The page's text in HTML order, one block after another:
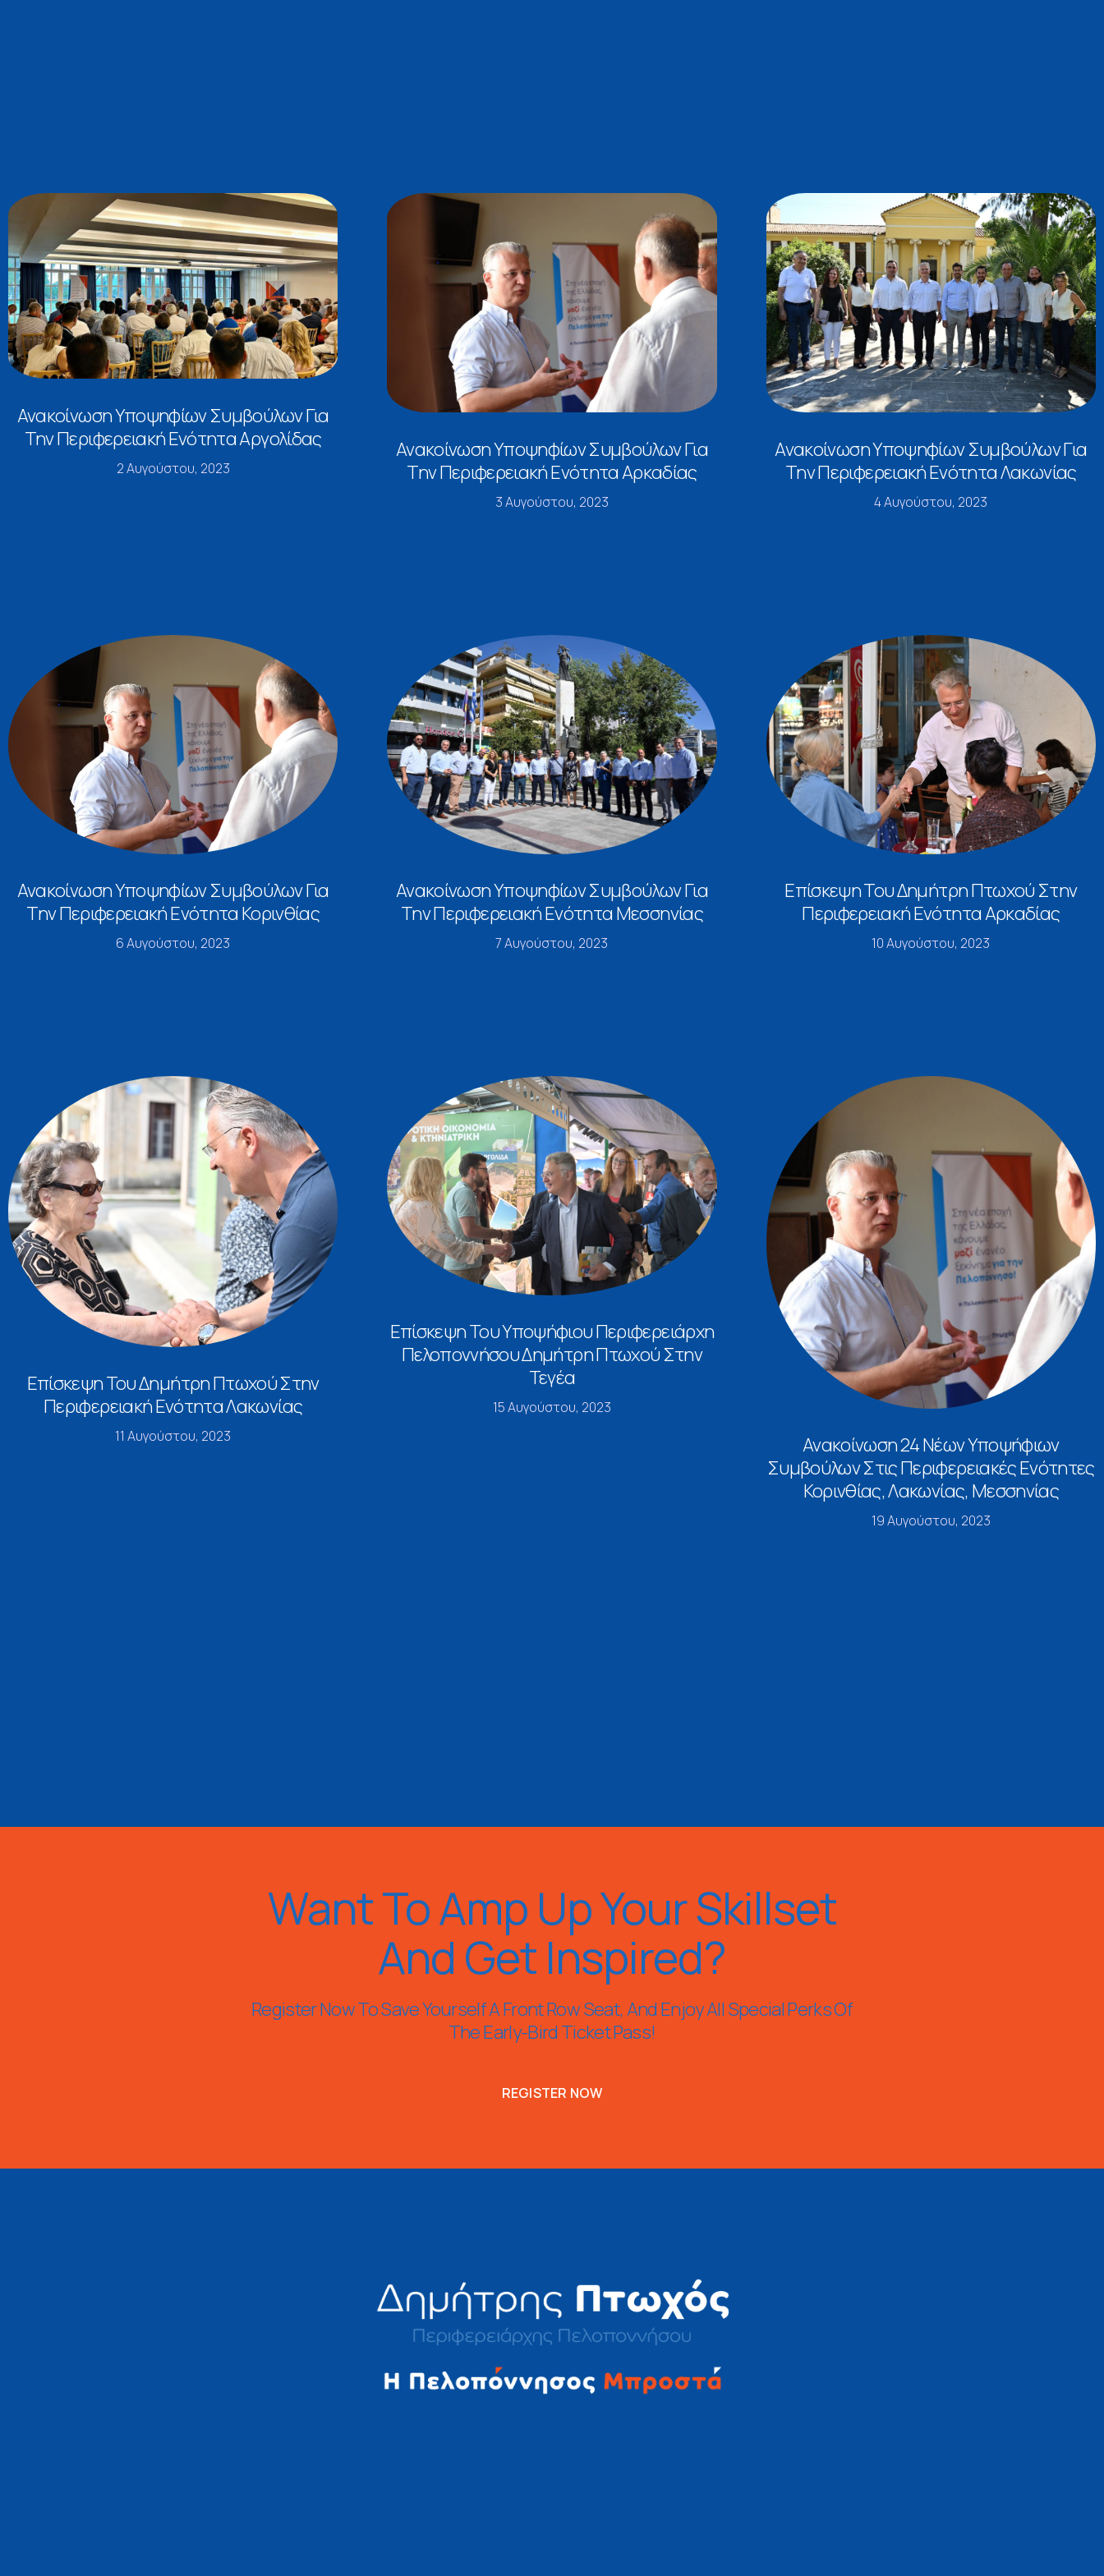
Ανακοίνωση Υποψηφίων Συμβούλων Για
Την Περιφερειακή Ενότητα Αργολίδας
2 Αυγούστου, 2023
Ανακοίνωση Υποψηφίων Συμβούλων Για
Την Περιφερειακή Ενότητα Αρκαδίας
3 Αυγούστου, 2023
Ανακοίνωση Υποψηφίων Συμβούλων Για
Την Περιφερειακή Ενότητα Λακωνίας
4 Αυγούστου, 2023
Ανακοίνωση Υποψηφίων Συμβούλων Για
Την Περιφερειακή Ενότητα Κορινθίας
6 Αυγούστου, 2023
Ανακοίνωση Υποψηφίων Συμβούλων Για
Την Περιφερειακή Ενότητα Μεσσηνίας
7 Αυγούστου, 2023
Επίσκεψη Του Δημήτρη Πτωχού Στην
Περιφερειακή Ενότητα Αρκαδίας
10 Αυγούστου, 2023
Επίσκεψη Του Δημήτρη Πτωχού Στην
Περιφερειακή Ενότητα Λακωνίας
11 Αυγούστου, 2023
Επίσκεψη Του Υποψήφιου Περιφερειάρχη
Πελοποννήσου Δημήτρη Πτωχού Στην
Τεγέα
15 Αυγούστου, 2023
Ανακοίνωση 24 Νέων Υποψήφιων
Συμβούλων Στις Περιφερειακές Ενότητες
Κορινθίας, Λακωνίας, Μεσσηνίας
19 Αυγούστου, 2023
Want To Amp Up Your Skillset
And Get Inspired?
Register Now To Save Yourself A Front Row Seat, And Enjoy All Special Perks Of
The Early-Bird Ticket Pass!
REGISTER NOW